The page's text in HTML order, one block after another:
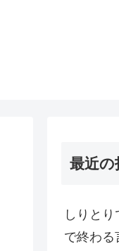
最近の
しりとり
で終わる